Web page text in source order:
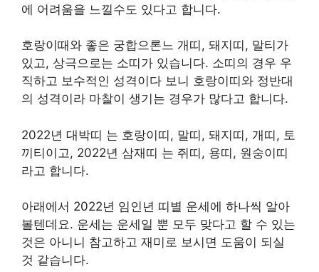
에 어려움을 느낄수도 있다고 합니다.
호랑이때와 좋은 궁합으론느 개띠, 돼지띠, 말티가
있고, 상극으로는 소띠가 있습니다. 소띠의 경우 우
직하고 보수적인 성격이다 보니 호랑이띠와 정반대
의 성격이라 마찰이 생기는 경우가 많다고 합니다.
2022년 대박띠 는 호랑이띠, 말띠, 돼지띠, 개띠, 토
끼티이고, 2022년 삼재띠 는 쥐띠, 용띠, 원숭이띠
라고 합니다.
아래에서 2022년 임인년 띠별 운세에 하나씩 알아
볼텐데요. 운세는 운세일 뿐 모두 맞다고 할 수 있는
것은 아니니 참고하고 재미로 보시면 도움이 되실
것 같습니다.